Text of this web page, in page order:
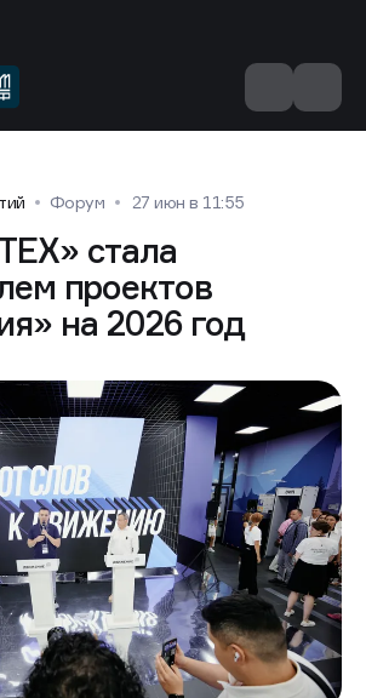
Форум 27 июн в 11:55
стала
проектов
на 2026 год